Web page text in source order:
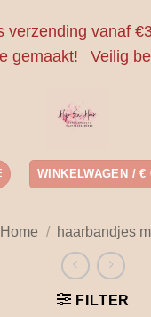
verzending vanaf
gemaakt!
Veilig
WINKELWAGEN /€
Home / haarbandjes
FILTER